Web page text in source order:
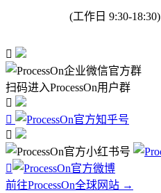
(工作日 9:30-18:30)

扫码进入ProcessOn用户群




前往ProcessOn全球网站 →